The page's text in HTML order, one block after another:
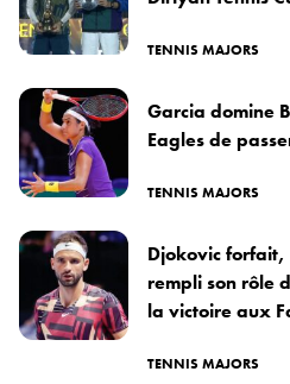
TENNIS MAJORS
Garcia domine
Eagles de
TENNIS MAJORS
Djokovic
rempli son rôle
la victoire aux
TENNIS MAJORS